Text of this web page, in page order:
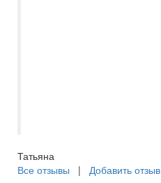
Татьяна
Все отзывы | Добавить отзыв